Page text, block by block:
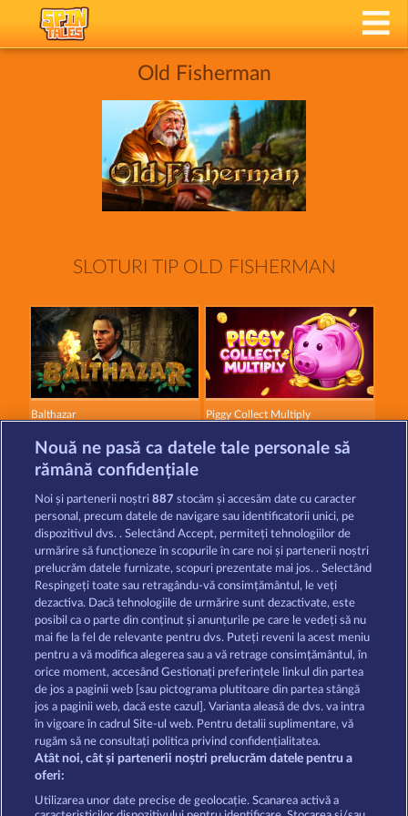
Old Fisherman
SLOTURI TIP OLD FISHERMAN
Balthazar Piggy Collect Multiply
Robin & his girl Fort Brave
Termeni și condiții
Declarație de confidențialitate
Asistență tehnică Firmă
Întrebări frecvente Program de afiliere
Nouă ne pasă ca datele tale personale să
rămână confidențiale
Noi și partenerii noștri887 stocăm și accesăm date cu caracter
personal, precum datele de navigare sau identificatorii unici, pe
dispozitivul dvs. . Selectând Accept, permiteți tehnologiilor de
urmărire să funcționeze în scopurile în care noi și partenerii noștri
prelucrăm datele furnizate, scopuri prezentate mai jos. . Selectând
Respingeți toate sau retragându-vă consimțământul, le veți
dezactiva. Dacă tehnologiile de urmărire sunt dezactivate, este
posibil ca o parte din conținut și anunțurile pe care le vedeți să nu
mai fie la fel de relevante pentru dvs. Puteți reveni la acest meniu
pentru a vă modifica alegerea sau a vă retrage consimțământul, în
orice moment, accesând Gestionați preferințele linkul din partea
de jos a paginii web [sau pictograma plutitoare din partea stângă
jos a paginii web, dacă este cazul]. Varianta aleasă de dvs. va intra
în vigoare în cadrul Site-ul web. Pentru detalii suplimentare, vă
rugăm să ne consultați politica privind confidențialitatea.
Atât noi, cât și partenerii noștri prelucrăm datele pentru a
oferi:
Utilizarea unor date precise de geolocație. Scanarea activă a